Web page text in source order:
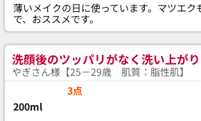
薄いメイクの日に使っています。マツエク
で、おススメです。
洗顔後のツッパリがなく洗い上がり
やぎさん様【25－29歳 肌質：脂性肌】
3点
200ml